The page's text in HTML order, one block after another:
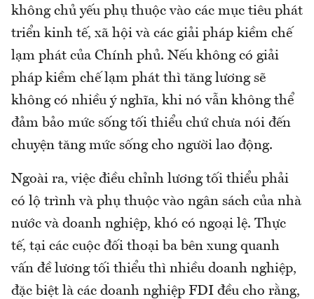
không chủ yếu phụ thuộc vào các mục tiêu phát
triển kinh tế, xã hội và các giải pháp kiềm chế
lạm phát của Chính phủ. Nếu không có giải
pháp kiềm chế lạm phát thì tăng lương sẽ
không có nhiều ý nghĩa, khi nó vẫn không thể
đảm bảo mức sống tối thiểu chứ chưa nói đến
chuyện tăng mức sống cho người lao động.
Ngoài ra, việc điều chỉnh lương tối thiểu phải
có lộ trình và phụ thuộc vào ngân sách của nhà
nước và doanh nghiệp, khó có ngoại lệ. Thực
tế, tại các cuộc đối thoại ba bên xung quanh
vấn đề lương tối thiểu thì nhiều doanh nghiệp,
đặc biệt là các doanh nghiệp FDI đều cho rằng,